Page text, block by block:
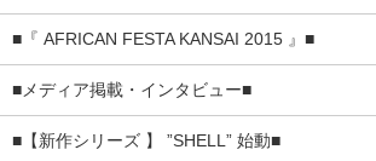
■『 AFRICAN FESTA KANSAI 2015 』■
■メディア掲載・インタビュー■
■【新作シリーズ 】 ”SHELL” 始動■